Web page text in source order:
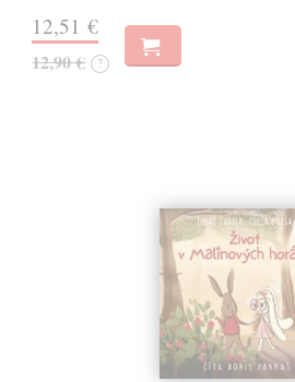
12,51 €
12,90 € ?